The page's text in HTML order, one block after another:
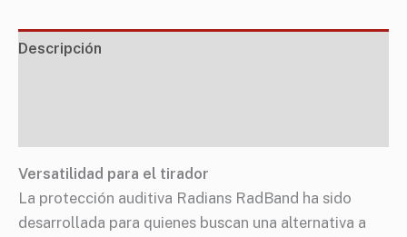
Descripción
Versatilidad para el tirador
La protección auditiva Radians RadBand ha sido
desarrollada para quienes buscan una alternativa a